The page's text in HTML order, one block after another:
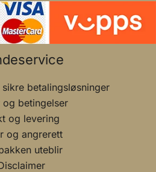
betalingsløsninger
og betingelser
og levering
og angrerett
uteblir